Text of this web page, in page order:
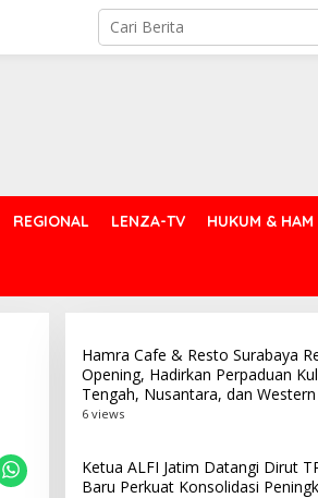
REGIONAL LENZA-TV HUKUM & HAM
Hamra Cafe & Resto Surabaya
Opening, Hadirkan Perpaduan
Tengah, Nusantara, dan Western
6 views
Ketua ALFI Jatim Datangi Dirut
Baru Perkuat Konsolidasi